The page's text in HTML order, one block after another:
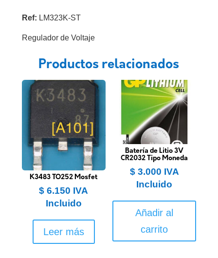
Ref: LM323K-ST
Regulador de Voltaje
Productos relacionados
K3483 TO252 Mosfet
$ 6.150 IVA
Incluido
Leer más
Batería de Litio 3V
CR2032 Tipo Moneda
$3.000 IVA
Incluido
Añadir al
carrito